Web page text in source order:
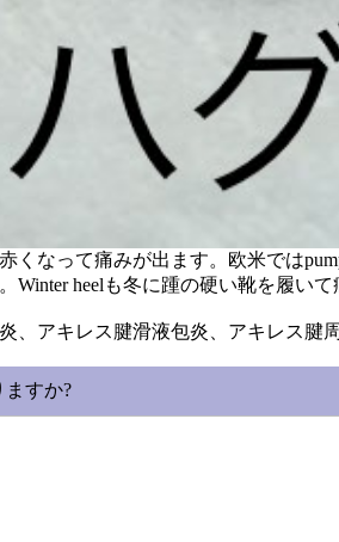
くなって痛みが出ます。欧米では
Winter heelも冬に踵の硬い靴を履いて
アキレス腱滑液包炎、アキレス腱
すか?